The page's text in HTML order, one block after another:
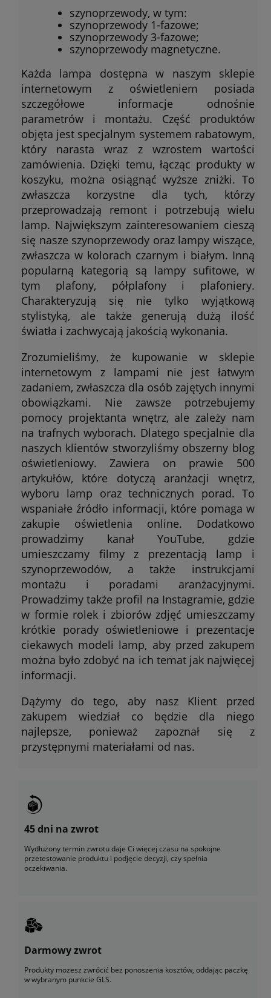
szynoprzewody, w tym:
szynoprzewody 1-fazowe;
szynoprzewody 3-fazowe;
szynoprzewody magnetyczne.
Każda lampa dostępna w naszym sklepie
internetowym z oświetleniem posiada
szczegółowe informacje odnośnie
parametrów i montażu. Część produktów
objęta jest specjalnym systemem rabatowym,
który narasta wraz z wzrostem wartości
zamówienia. Dzięki temu, łącząc produkty w
koszyku, można osiągnąć wyższe zniżki. To
zwłaszcza korzystne dla tych, którzy
przeprowadzają remont i potrzebują wielu
lamp. Największym zainteresowaniem cieszą
się nasze szynoprzewody oraz lampy wiszące,
zwłaszcza w kolorach czarnym i białym. Inną
popularną kategorią są lampy sufitowe, w
tym plafony, półplafony i plafoniery.
Charakteryzują się nie tylko wyjątkową
stylistyką, ale także generują dużą ilość
światła i zachwycają jakością wykonania.
Zrozumieliśmy, że kupowanie w sklepie
internetowym z lampami nie jest łatwym
zadaniem, zwłaszcza dla osób zajętych innymi
obowiązkami. Nie zawsze potrzebujemy
pomocy projektanta wnętrz, ale zależy nam
na trafnych wyborach. Dlatego specjalnie dla
naszych klientów stworzyliśmy obszerny blog
oświetleniowy. Zawiera on prawie 500
artykułów, które dotyczą aranżacji wnętrz,
wyboru lamp oraz technicznych porad. To
wspaniałe źródło informacji, które pomaga w
zakupie oświetlenia online. Dodatkowo
prowadzimy kanał YouTube, gdzie
umieszczamy filmy z prezentacją lamp i
szynoprzewodów, a także instrukcjami
montażu i poradami aranżacyjnymi.
Prowadzimy także profil na Instagramie, gdzie
w formie rolek i zbiorów zdjęć umieszczamy
krótkie porady oświetleniowe i prezentacje
ciekawych modeli lamp, aby przed zakupem
można było zdobyć na ich temat jak najwięcej
informacji.
Dążymy do tego, aby nasz Klient przed
zakupem wiedział co będzie dla niego
najlepsze, ponieważ zapoznał się z
przystępnymi materiałami od nas.
45 dni na zwrot
Wydłużony termin zwrotu daje Ci więcej czasu na spokojne
przetestowanie produktu i podjęcie decyzji, czy spełnia
oczekiwania.
Darmowy zwrot
Produkty możesz zwrócić bez ponoszenia kosztów, oddając paczkę
w wybranym punkcie GLS.